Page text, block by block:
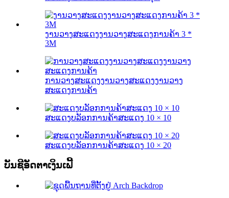
ງານວາງສະແດງງານວາງສະແດງການຄ້າ 3 *
3M
ການວາງສະແດງງານວາງສະແດງງານວາງ
ສະແດງການຄ້າ
ສະແດງບລັອກການຄ້າສະແດງ 10 × 10
ສະແດງບລັອກການຄ້າສະແດງ 10 × 20
ບັນຊີອັດຕາເງິນເຟີ້